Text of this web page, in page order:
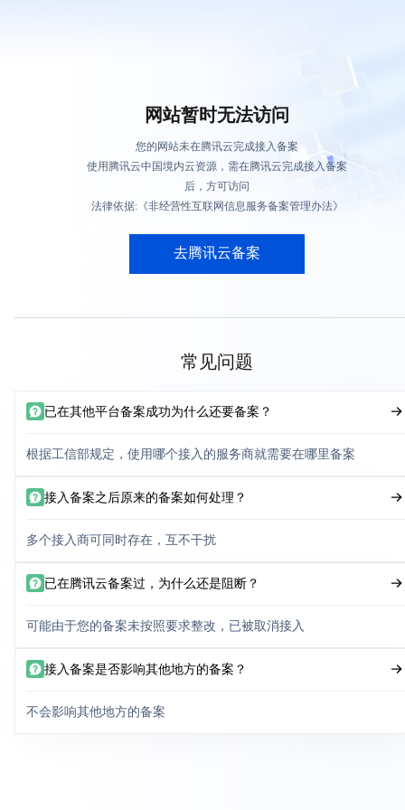
网站暂时无法访问
您的网站未在腾讯云完成接入备案
使用腾讯云中国境内云资源，需在腾讯云完成接入备案
后，方可访问
法律依据:《非经营性互联网信息服务备案管理办法》
去腾讯云备案
常见问题
已在其他平台备案成功为什么还要备案？
根据工信部规定，使用哪个接入的服务商就需要在哪里备案
接入备案之后原来的备案如何处理？
多个接入商可同时存在，互不干扰
已在腾讯云备案过，为什么还是阻断？
可能由于您的备案未按照要求整改，已被取消接入
接入备案是否影响其他地方的备案？
不会影响其他地方的备案